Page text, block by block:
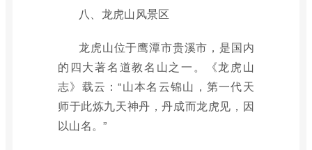
八、龙虎山风景区
龙虎山位于鹰潭市贵溪市，是国内
的四大著名道教名山之一。《龙虎山
志》载云：“山本名云锦山，第一代天
师于此炼九天神丹，丹成而龙虎见，因
以山名。”